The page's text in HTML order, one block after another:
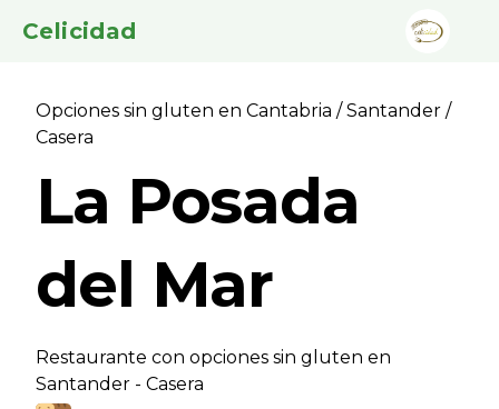
Celicidad
Opciones sin gluten en Cantabria /Santander /
Casera
La Posada
del Mar
Restaurante con opciones sin gluten en
Santander - Casera